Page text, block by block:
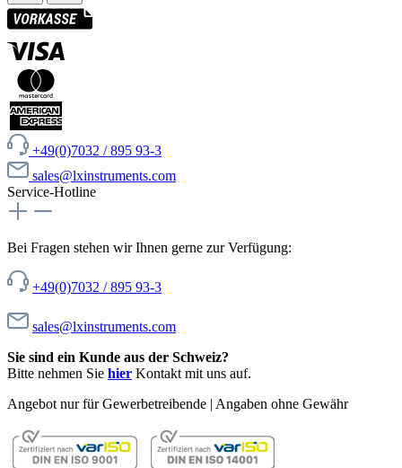
+49(0)7032 / 895 93-3
sales@lxinstruments.com
Service-Hotline
Bei Fragen stehen wir Ihnen gerne zur Verfügung:
+49(0)7032 / 895 93-3
sales@lxinstruments.com
Sie sind ein Kunde aus der Schweiz?
Bitte nehmen Sie hier Kontakt mit uns auf.
Angebot nur für Gewerbetreibende | Angaben ohne Gewähr